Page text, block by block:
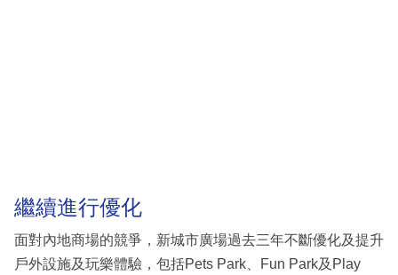
繼續進行優化
面對內地商場的競爭，新城市廣場過去三年不斷優化及提升
戶外設施及玩樂體驗，包括Pets Park、Fun Park及Play